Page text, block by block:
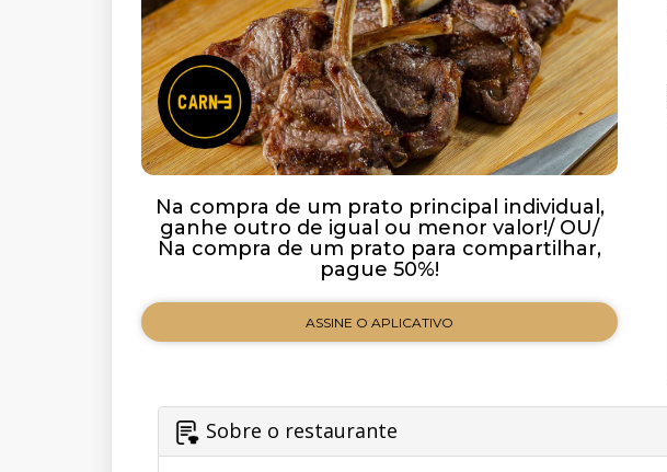
Na compra de um prato principal individual,
ganhe outro de igual ou menor valor!/ OU/
Na compra de um prato para compartilhar,
pague 50%!
ASSINE O APLICATIVO
Sobre o restaurante